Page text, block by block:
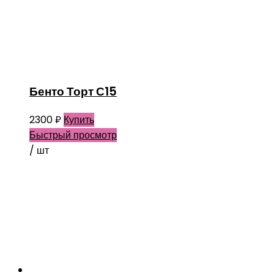
Бенто Торт С15
2300₽ Купить
Быстрый просмотр
/ шт